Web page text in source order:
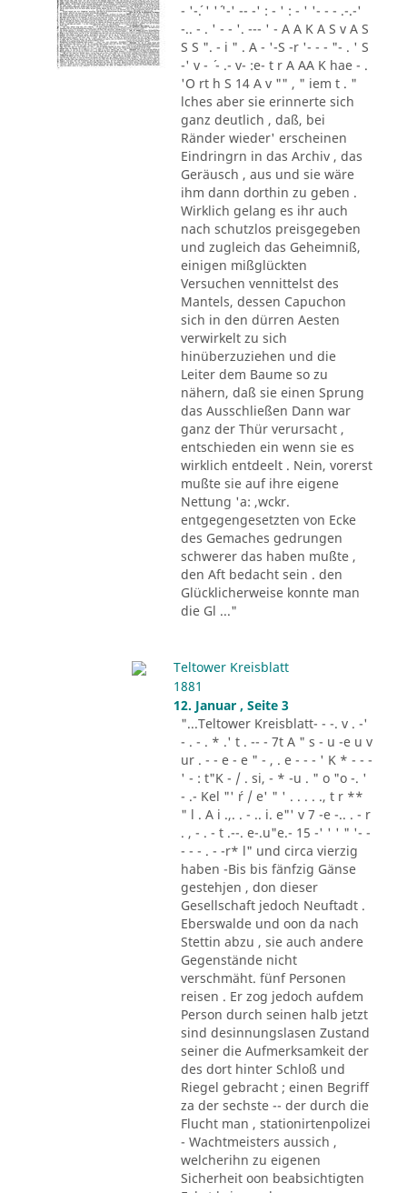
- '-´. ' '´ '-' -- -' : - ' : - ' '- - - .-.-'
-.. - . ' - - '. --- ' - A A K A S v A S
S S ". - i " . A - '-S -r '- - - "- . ' S
-' v - ´ - .- v- :e- t r A AA K hae - .
'O rt h S 14 A v "" , " iem t . "
lches aber sie erinnerte sich
ganz deutlich , daß, bei
Ränder wieder' erscheinen
Eindringrn in das Archiv , das
Geräusch , aus und sie wäre
ihm dann dorthin zu geben .
Wirklich gelang es ihr auch
nach schutzlos preisgegeben
und zugleich das Geheimniß,
einigen mißglückten
Versuchen vennittelst des
Mantels, dessen Capuchon
sich in den dürren Aesten
verwirkelt zu sich
hinüberzuziehen und die
Leiter dem Baume so zu
nähern, daß sie einen Sprung
das Ausschließen Dann war
ganz der Thür verursacht ,
entschieden ein wenn sie es
wirklich entdeelt . Nein, vorerst
mußte sie auf ihre eigene
Nettung 'a: ,wckr.
entgegengesetzten von Ecke
des Gemaches gedrungen
schwerer das haben mußte ,
den Aft bedacht sein . den
Glücklicherweise konnte man
die Gl ..."
Teltower Kreisblatt
1881
12. Januar , Seite 3
"...Teltower Kreisblatt- - -. v . -'
- . - . * .' t . -- - 7t A " s - u -e u v
ur . - - e - e " - , . e - - - ' K * - - -
' - : t"K - / . si, - * -u . " o "o -. '
- .- Kel "' ´r / e' " ' . . . . ., t r **
" l . A i .,. . - .. i. e"' v 7 -e -.. . - r
. , - . - t .--. e-.u"e.- 15 -' ' ' " '- -
- - - . - -r* l" und circa vierzig
haben -Bis bis fänfzig Gänse
gestehjen , don dieser
Gesellschaft jedoch Neuftadt .
Eberswalde und oon da nach
Stettin abzu , sie auch andere
Gegenstände nicht
verschmäht. fünf Personen
reisen . Er zog jedoch aufdem
Person durch seinen halb jetzt
sind desinnungslasen Zustand
seiner die Aufmerksamkeit der
des dort hinter Schloß und
Riegel gebracht ; einen Begriff
za der sechste -- der durch die
Flucht man , stationirtenpolizei
- Wachtmeisters aussich ,
welcherihn zu eigenen
Sicherheit oon beabsichtigten